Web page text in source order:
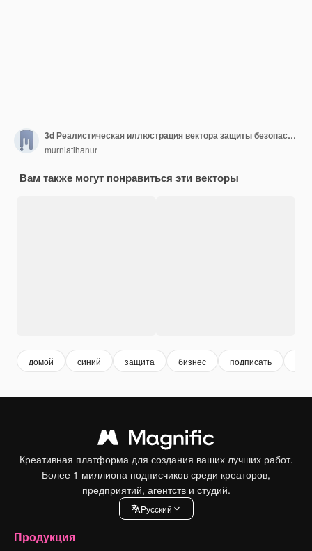
3d Реалистическая иллюстрация вектора защиты безопасности
murniatihanur
Вам также могут понравиться эти векторы
домой синий защита бизнес подписать
Креативная платформа для создания ваших лучших работ.
Более 1 миллиона подписчиков среди креаторов,
предприятий, агентств и студий.
Pусский
Продукция